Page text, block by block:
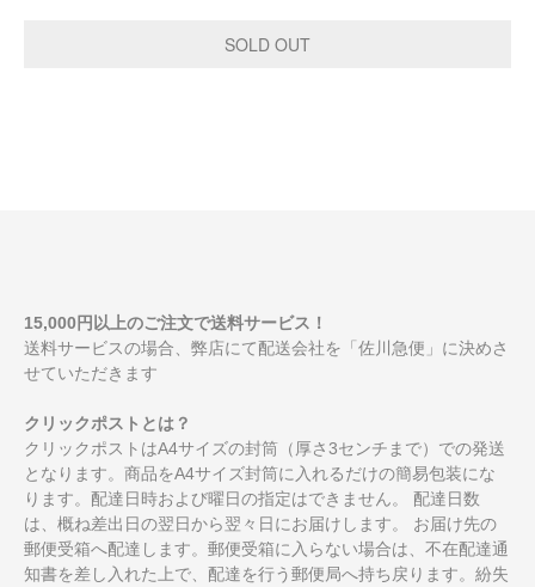
15,000円以上のご注文で送料サービス！
送料サービスの場合、弊店にて配送会社を「佐川急便」に決めさ
せていただきます
クリックポストとは？
クリックポストはA4サイズの封筒（厚さ3センチまで）での発送
となります。商品をA4サイズ封筒に入れるだけの簡易包装にな
ります。配達日時および曜日の指定はできません。 配達日数
は、概ね差出日の翌日から翌々日にお届けします。 お届け先の
郵便受箱へ配達します。郵便受箱に入らない場合は、不在配達通
知書を差し入れた上で、配達を行う郵便局へ持ち戻ります。紛失